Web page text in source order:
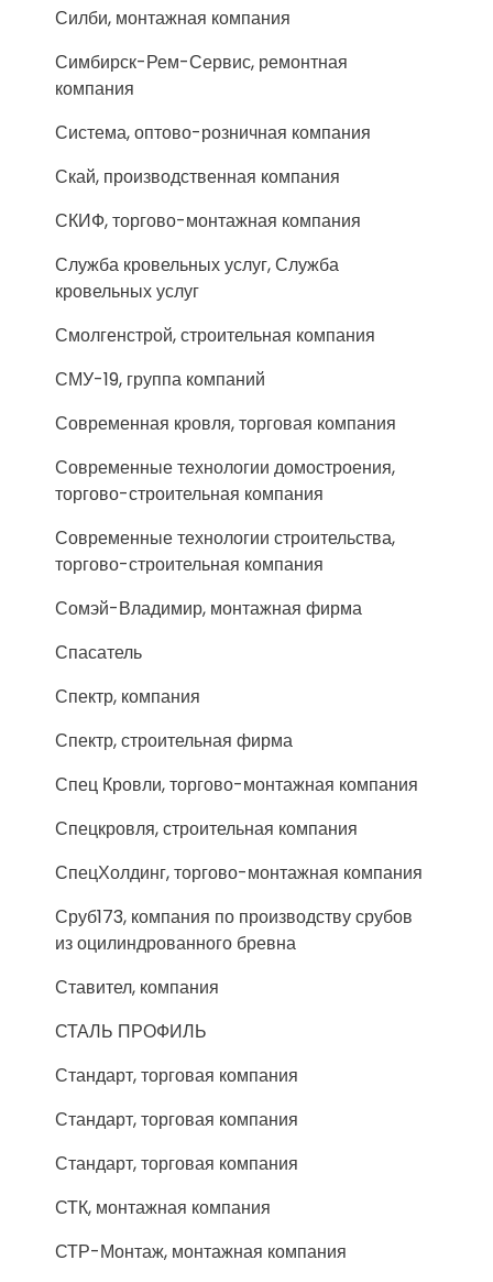
Силби, монтажная компания
Симбирск-Рем-Сервис, ремонтная
компания
Система, оптово-розничная компания
Скай, производственная компания
СКИФ, торгово-монтажная компания
Служба кровельных услуг, Служба
кровельных услуг
Смолгенстрой, строительная компания
СМУ-19, группа компаний
Современная кровля, торговая компания
Современные технологии домостроения,
торгово-строительная компания
Современные технологии строительства,
торгово-строительная компания
Сомэй-Владимир, монтажная фирма
Спасатель
Спектр, компания
Спектр, строительная фирма
Спец Кровли, торгово-монтажная компания
Спецкровля, строительная компания
СпецХолдинг, торгово-монтажная компания
Сруб173, компания по производству срубов
из оцилиндрованного бревна
Ставител, компания
СТАЛЬ ПРОФИЛЬ
Стандарт, торговая компания
Стандарт, торговая компания
Стандарт, торговая компания
СТК, монтажная компания
СТР-Монтаж, монтажная компания